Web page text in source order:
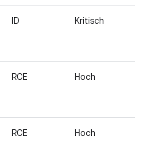
ID Kritisch
RCE Hoch
RCE Hoch